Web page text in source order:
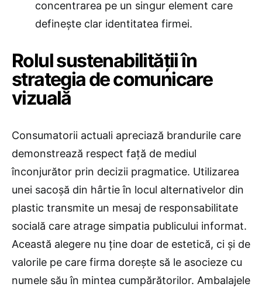
concentrarea pe un singur element care
definește clar identitatea firmei.
​Rolul sustenabilității în
strategia de comunicare
vizuală
Consumatorii actuali apreciază brandurile care
demonstrează respect față de mediul
înconjurător prin decizii pragmatice. Utilizarea
unei sacoșă din hârtie în locul alternativelor din
plastic transmite un mesaj de responsabilitate
socială care atrage simpatia publicului informat.
Această alegere nu ține doar de estetică, ci și de
valorile pe care firma dorește să le asocieze cu
numele său în mintea cumpărătorilor. Ambalajele